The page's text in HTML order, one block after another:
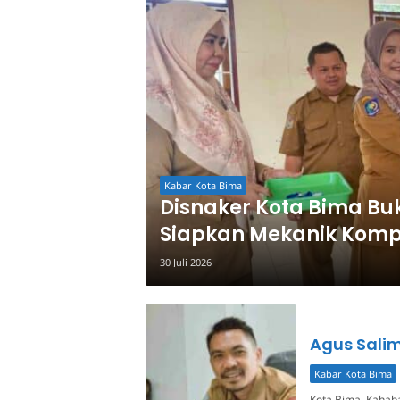
Kabar Kota Bima
Disnaker Kota Bima
Siapkan Mekanik
30 Juli 2026
Agus
Kabar Kota Bima